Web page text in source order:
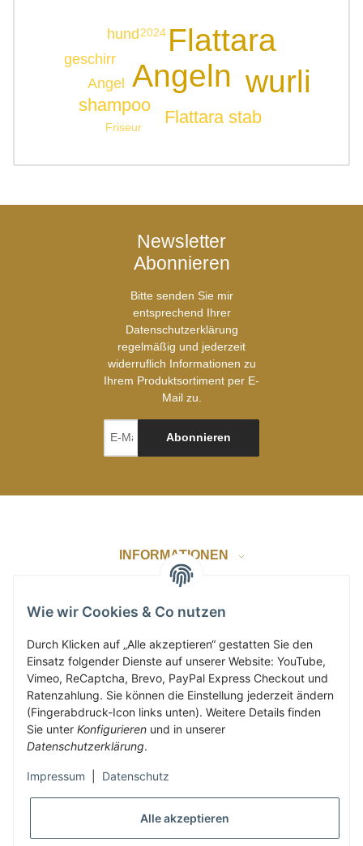
Angeln
Flattara
wurli
Flattara stab
shampoo
Angel
hund
geschirr
2024
Friseur
Newsletter
Abonnieren
Bitte senden Sie mir
entsprechend Ihrer
Datenschutzerklärung
regelmäßig und jederzeit
widerruflich Informationen zu
Ihrem Produktsortiment per E-
Mail zu.
Abonnieren
INFORMATIONEN
GESETZLICHE INFORMATIONEN
ZAHLUNG & VERSAND
KUNDENKONTO
Vertrag widerrufen
Wie wir Cookies & Co nutzen
Durch Klicken auf „Alle akzeptieren“ gestatten Sie den
Einsatz folgender Dienste auf unserer Website: YouTube,
Vimeo, ReCaptcha, Brevo, PayPal Express Checkout und
Ratenzahlung. Sie können die Einstellung jederzeit ändern
(Fingerabdruck-Icon links unten). Weitere Details finden
Sie unter Konfigurieren und in unserer
Datenschutzerklärung.
Impressum Datenschutz
Alle akzeptieren